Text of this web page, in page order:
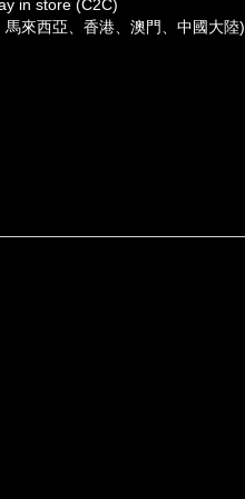
in store (C2C)
來西亞、香港、澳門、中國大陸)